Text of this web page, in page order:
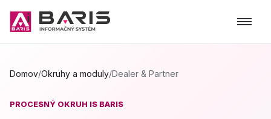
Domov/Okruhy a moduly/Dealer & Partner
PROCESNÝ OKRUH IS BARIS